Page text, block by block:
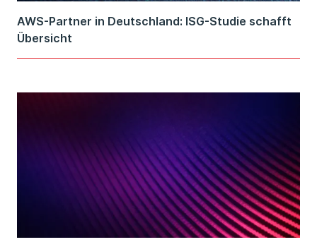
AWS-Partner in Deutschland: ISG-Studie schafft
Übersicht